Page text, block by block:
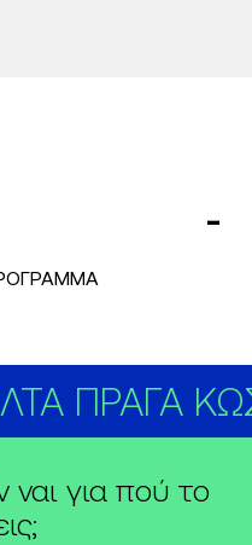
ΠΡΑΓΑ
ναι για πού το